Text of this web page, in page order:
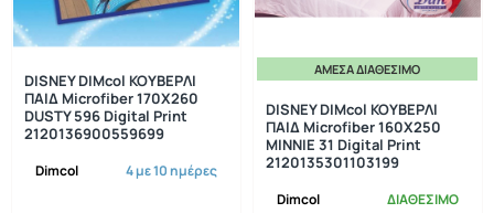
Dimcol 4 με 10 ημέρες
DISNEY DIMcol ΚΟΥΒΕΡΛΙ
ΠΑΙΔ Microfiber 170X260
DUSTY 596 Digital Print
2120136900559699
ΆΜΕΣΑ ΔΙΑΘΈΣΙΜΟ
Dimcol ΔΙΑΘΕΣΙΜΟ
DISNEY DIMcol ΚΟΥΒΕΡΛΙ
ΠΑΙΔ Microfiber 160Χ250
MINNIE 31 Digital Print
2120135301103199